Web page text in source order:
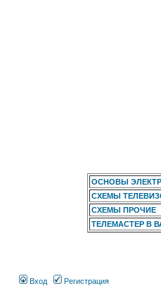
ОСНОВЫ
СХЕМЫ
СХЕМЫ ПРОЧИЕ
ТЕЛЕМАСТЕР В
Вход Регистрация